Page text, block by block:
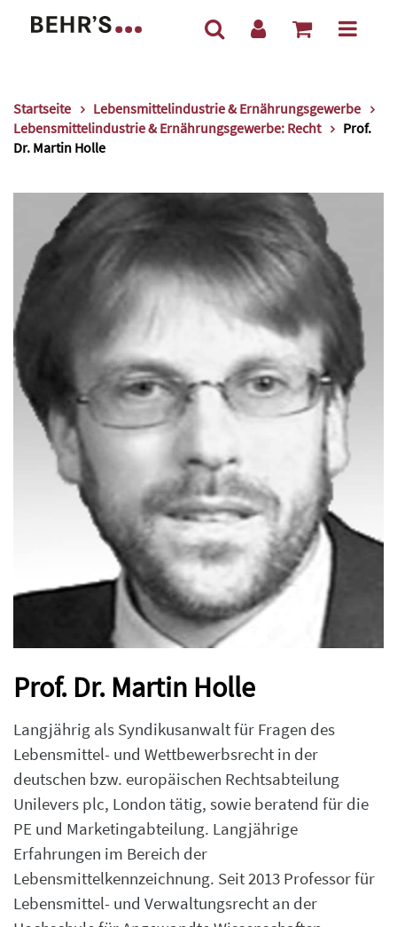
Startseite
Lebensmittelindustrie & Ernährungsgewerbe
Lebensmittelindustrie & Ernährungsgewerbe: Recht
Prof.
Dr. Martin Holle
Prof. Dr. Martin Holle
Langjährig als Syndikusanwalt für Fragen des
Lebensmittel- und Wettbewerbsrecht in der
deutschen bzw. europäischen Rechtsabteilung
Unilevers plc, London tätig, sowie beratend für die
PE und Marketingabteilung. Langjährige
Erfahrungen im Bereich der
Lebensmittelkennzeichnung. Seit 2013 Professor für
Lebensmittel- und Verwaltungsrecht an der